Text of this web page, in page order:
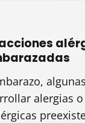
alergias